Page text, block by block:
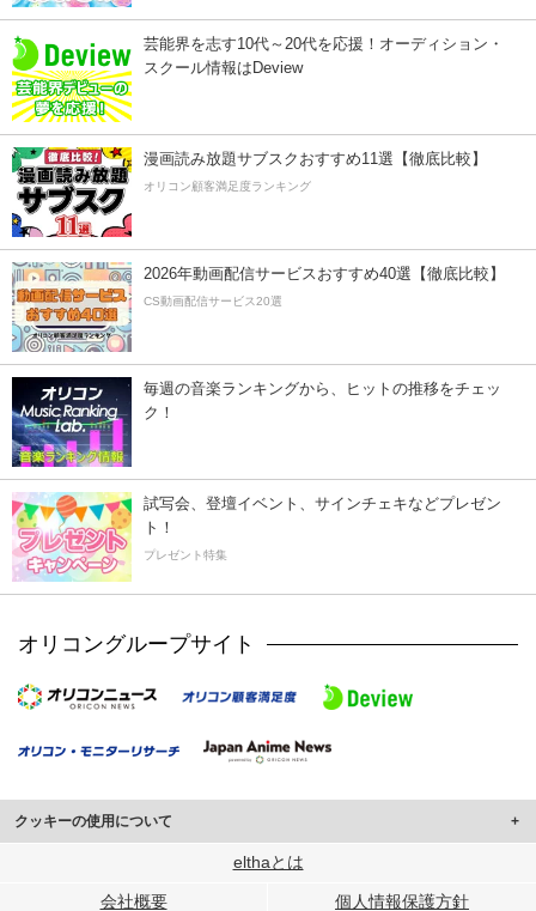
芸能界を志す10代～20代を応援！オーディション・
スクール情報はDeview
漫画読み放題サブスクおすすめ11選【徹底比較】
オリコン顧客満足度ランキング
2026年動画配信サービスおすすめ40選【徹底比較】
CS動画配信サービス20選
毎週の音楽ランキングから、ヒットの推移をチェッ
ク！
試写会、登壇イベント、サインチェキなどプレゼン
ト！
プレゼント特集
オリコングループサイト
クッキーの使用について
このサイトでは Cookie を使用して、ユーザーに合わせたコンテンツや広告の
行っています。
elthaとは
会社概要 個人情報保護方針